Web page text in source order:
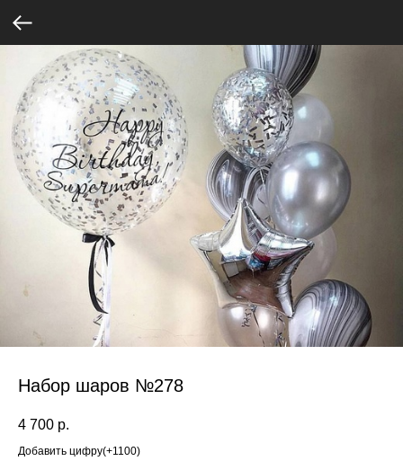
Набор шаров №278
4 700 р.
Добавить цифру(+1100)